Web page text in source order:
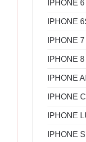
IPHONE
IPHONE
IPHONE
IPHONE
IPHONE
IPHONE
IPHONE
IPHONE